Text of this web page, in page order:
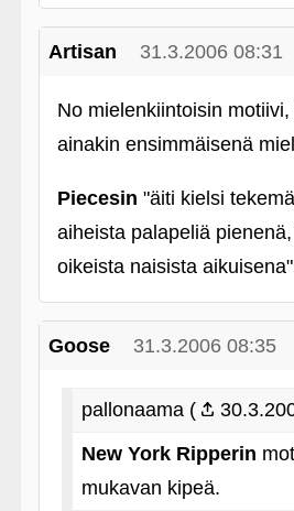
Artisan 31.3.2006 08:31
No mielenkiintoisin
ainakin ensimmäisenä
Piecesin "äiti kielsi
aiheista palapeliä
oikeista naisista
Goose 31.3.2006 08:35
pallonaama (
New York Ripperin
mukavan kipeä.